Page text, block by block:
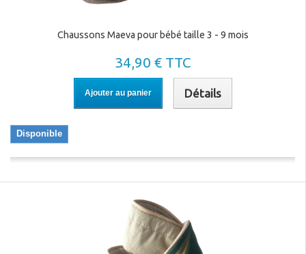
Chaussons Maeva pour bébé taille 3 - 9 mois
34,90 € TTC
Ajouter au panier Détails
Disponible